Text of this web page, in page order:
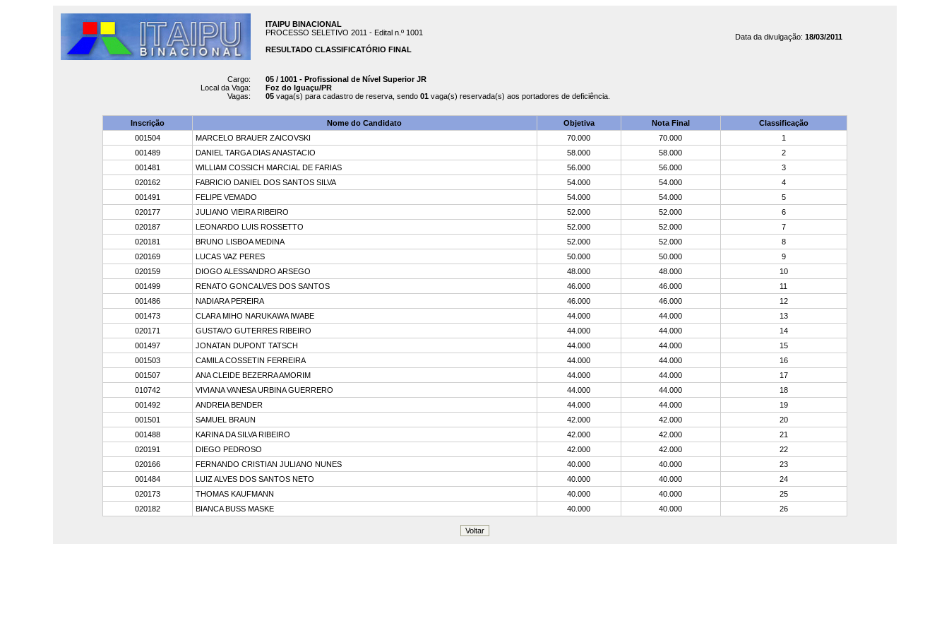
ITAIPU BINACIONAL
PROCESSO SELETIVO 2011 - Edital n.º 1001
RESULTADO CLASSIFICATÓRIO FINAL
Data da divulgação: 18/03/2011
Cargo:
Local da Vaga:
Vagas:
05 / 1001 - Profissional de Nível Superior JR
Foz do Iguaçu/PR
05vaga(s) para cadastro de reserva, sendo 01vaga(s) reservada(s) aos portadores de deficiência.
Inscrição Nome do Candidato Objetiva Nota Final
Classificação
001504
MARCELO BRAUER ZAICOVSKI 70.000 70.000
1
001489
DANIEL TARGA DIAS ANASTACIO 58.000 58.000
2
001481
WILLIAM COSSICH MARCIAL DE FARIAS 56.000 56.000
3
020162
FABRICIO DANIEL DOS SANTOS SILVA 54.000 54.000
4
001491
FELIPE VEMADO 54.000 54.000
5
020177
JULIANO VIEIRA RIBEIRO 52.000 52.000
6
020187
LEONARDO LUIS ROSSETTO 52.000 52.000
7
020181
BRUNO LISBOA MEDINA 52.000 52.000
8
020169
LUCAS VAZ PERES 50.000 50.000
9
020159
DIOGO ALESSANDRO ARSEGO 48.000 48.000
10
001499
RENATO GONCALVES DOS SANTOS 46.000 46.000
11
001486
NADIARA PEREIRA 46.000 46.000
12
001473
CLARA MIHO NARUKAWA IWABE 44.000 44.000
13
020171
GUSTAVO GUTERRES RIBEIRO 44.000 44.000
14
001497
JONATAN DUPONT TATSCH 44.000 44.000
15
001503
CAMILA COSSETIN FERREIRA 44.000 44.000
16
001507
ANA CLEIDE BEZERRA AMORIM 44.000 44.000
17
010742
VIVIANA VANESA URBINA GUERRERO 44.000 44.000
18
001492
ANDREIA BENDER 44.000 44.000
19
001501
SAMUEL BRAUN 42.000 42.000
20
001488
KARINA DA SILVA RIBEIRO 42.000 42.000
21
020191
DIEGO PEDROSO 42.000 42.000
22
020166
FERNANDO CRISTIAN JULIANO NUNES 40.000 40.000
23
001484
LUIZ ALVES DOS SANTOS NETO 40.000 40.000
24
020173
THOMAS KAUFMANN 40.000 40.000
25
020182
BIANCA BUSS MASKE 40.000 40.000 26